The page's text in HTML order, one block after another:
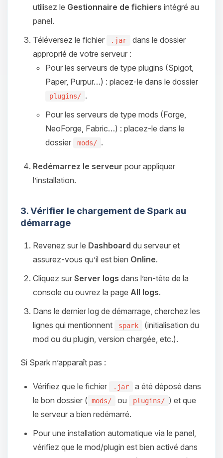
utilisez le Gestionnaire de fichiers intégré au
panel.
Téléversez le fichier
.jar
dans le dossier
approprié de votre serveur :
Pour les serveurs de type plugins (Spigot,
Paper, Purpur…) : placez-le dans le dossier
plugins/ .
Pour les serveurs de type mods (Forge,
NeoForge, Fabric…) : placez-le dans le
dossier
mods/ .
Redémarrez le serveur pour appliquer
l’installation.
3. Vérifier le chargement de Spark au
démarrage
Revenez sur le Dashboard du serveur et
assurez‑vous qu’il est bien Online.
Cliquez sur Server logs dans l’en‑tête de la
console ou ouvrez la page All logs.
Dans le dernier log de démarrage, cherchez les
lignes qui mentionnent
spark
(initialisation du
mod ou du plugin, version chargée, etc.).
Si Spark n’apparaît pas :
Vérifiez que le fichier .jar
a été déposé dans
le bon dossier ( mods/ ou plugins/ ) et que
le serveur a bien redémarré.
Pour une installation automatique via le panel,
vérifiez que le mod/plugin est bien activé dans
Youpi, enfin quelqu’un pour me